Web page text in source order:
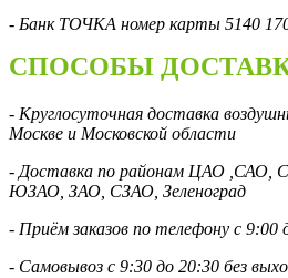
- Банк ТОЧКА номер карты 5140
СПОСОБЫ
- Круглосуточная доставка
Москве и Московской области
- Доставка по районам ЦАО
ЮЗАО, ЗАО, СЗАО, Зеленоград
- Приём заказов по телефону с 9:00
- Самовывоз с 9:30 до 20:30 без